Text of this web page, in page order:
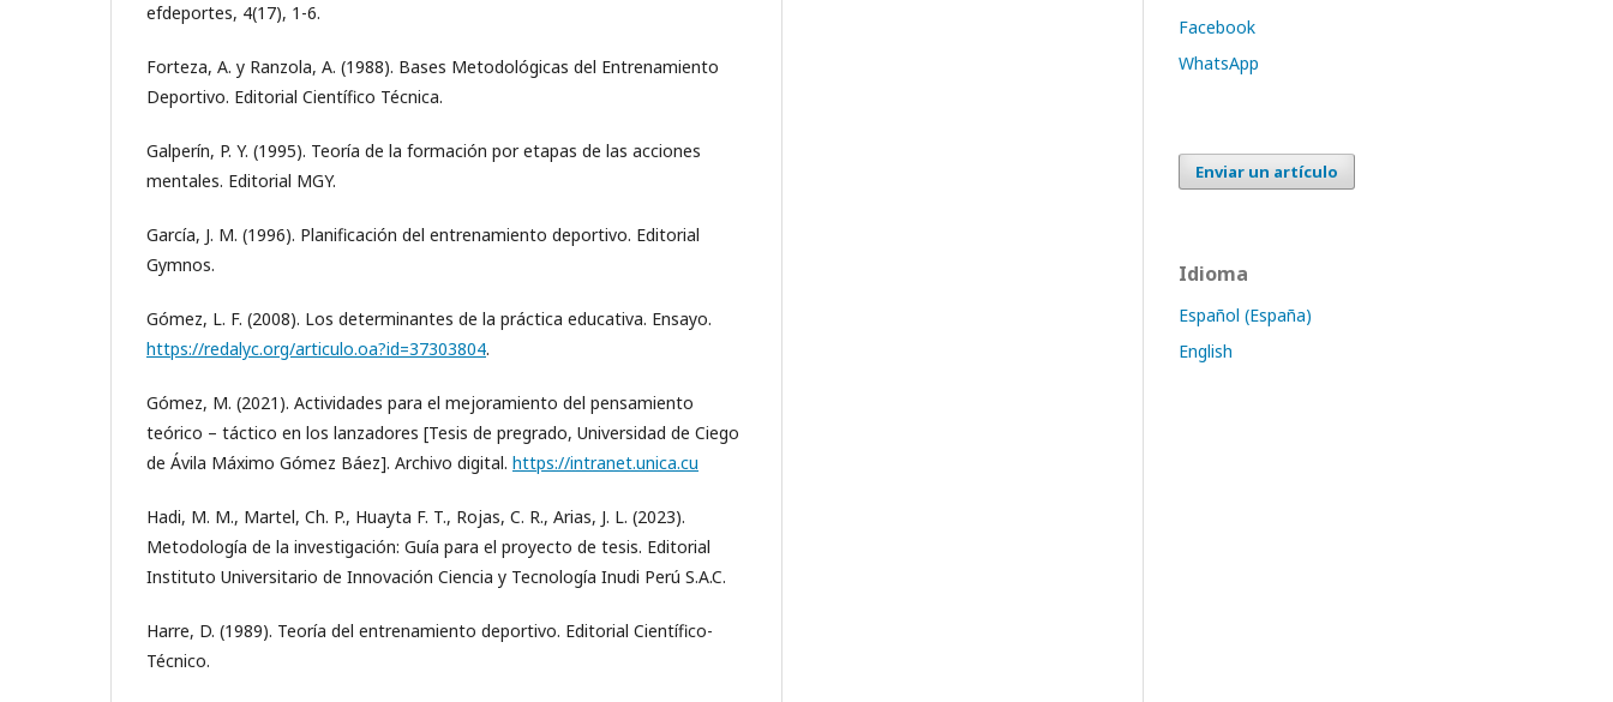
efdeportes, 4(17), 1-6.
Forteza, A. y Ranzola, A. (1988). Bases Metodológicas del Entrenamiento
Deportivo. Editorial Científico Técnica.
Galperín, P. Y. (1995). Teoría de la formación por etapas de las acciones
mentales. Editorial MGY.
García, J. M. (1996). Planificación del entrenamiento deportivo. Editorial
Gymnos.
Gómez, L. F. (2008). Los determinantes de la práctica educativa. Ensayo.
https://redalyc.org/articulo.oa?id=37303804.
Gómez, M. (2021). Actividades para el mejoramiento del pensamiento
teórico – táctico en los lanzadores [Tesis de pregrado, Universidad de Ciego
de Ávila Máximo Gómez Báez]. Archivo digital. https://intranet.unica.cu
Hadi, M. M., Martel, Ch. P., Huayta F. T., Rojas, C. R., Arias, J. L. (2023).
Metodología de la investigación: Guía para el proyecto de tesis. Editorial
Instituto Universitario de Innovación Ciencia y Tecnología Inudi Perú S.A.C.
Harre, D. (1989). Teoría del entrenamiento deportivo. Editorial Científico-
Técnico.
Facebook
WhatsApp
Enviar un artículo
Idioma
Español (España)
English